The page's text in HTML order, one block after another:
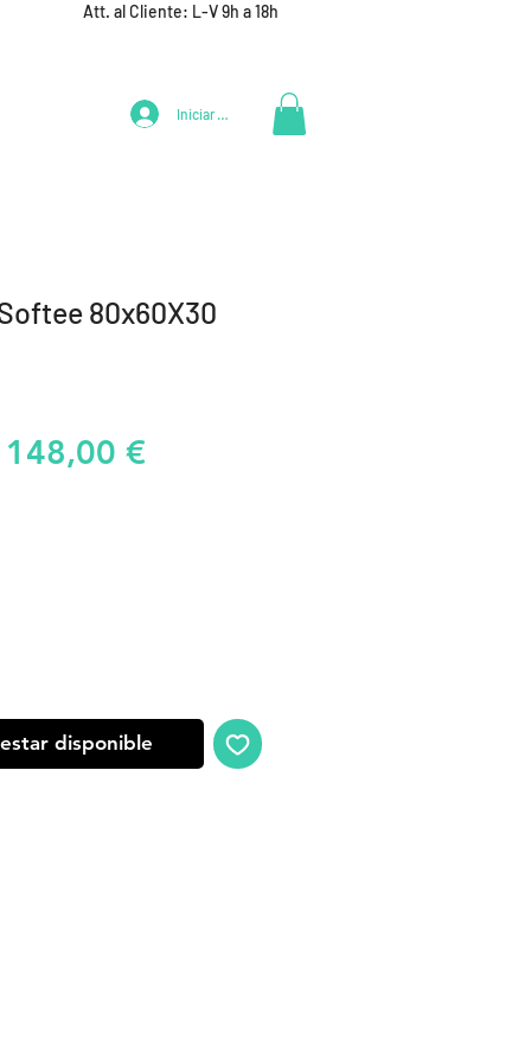
Att. al Cliente: L-V 9h a 18h
Iniciar Sesión
80x60X30
Precio
148,00 €Precio
disponible